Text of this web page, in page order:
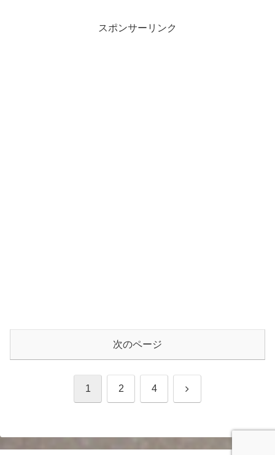
スポンサーリンク
次のページ
1 2 4 次